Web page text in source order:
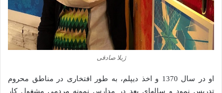
ژیلا صادقی
او در سال 1370 و اخذ دیپلم، به طور افتخاری در مناطق محروم
تدریس نمود و سالهای بعد در مدارس نمونه مردمی مشغول کار